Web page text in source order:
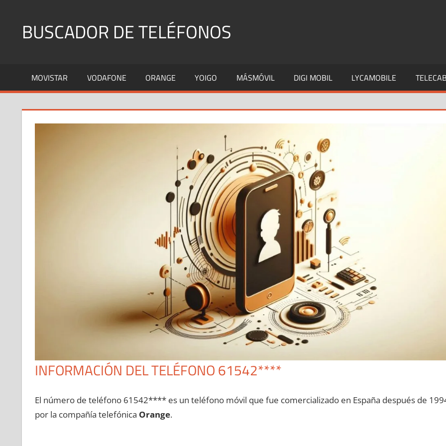
contenidoBUSCADOR DE TELÉFONOS
Fijos
y
MOVISTAR VODAFONE ORANGE YOIGO MÁSMÓVIL DIGI MOBIL LYCAMOBILE
INFORMACIÓN DEL TELÉFONO 61542****
El número dе teléfono 61542**** es un teléfono móvil quе fue comercializado en España después dе
pοr la compañía telefónica Orange.